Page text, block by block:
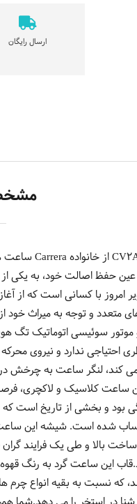
ارسال رایگان
عین حفظ اصالت خود، به
امروز با کسانی است که از
احتیاجی ندارد و نیروی
می باشد. این ساعت کلاسیک و
بود و بخشی از تاریخ
شده است. شیشه این
ساخت بالا و طی یک
نسبت به بقیه انواع چرم